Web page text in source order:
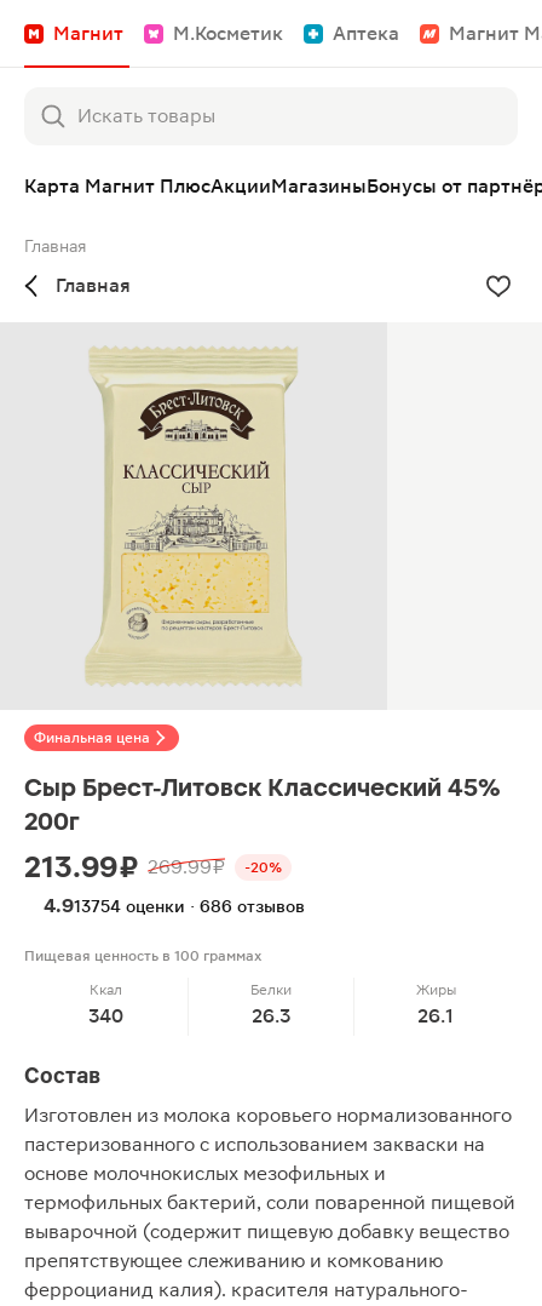
Магнит М.Косметик Аптека Магнит
Карта Магнит ПлюсАкцииМагазиныБонусы от
Главная
Главная
Финальная цена
Сыр Брест-Литовск Классический 45%
200г
213.99 ₽ 269.99 ₽ -20%
4.913754 оценки · 686 отзывов
Пищевая ценность в 100 граммах
Ккал
340
Белки
26.3
Жиры
26.1
Состав
Изготовлен из молока коровьего нормализованного
пастеризованного с использованием закваски на
основе молочнокислых мезофильных и
термофильных бактерий, соли поваренной пищевой
выварочной (содержит пищевую добавку вещество
препятствующее слеживанию и комкованию
ферроцианид калия). красителя натурального-